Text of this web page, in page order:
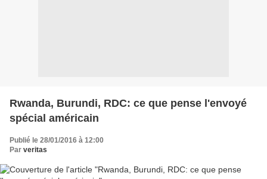
Rwanda, Burundi, RDC: ce que pense l'envoyé
spécial américain
Publié le 28/01/2016 à 12:00
Par veritas